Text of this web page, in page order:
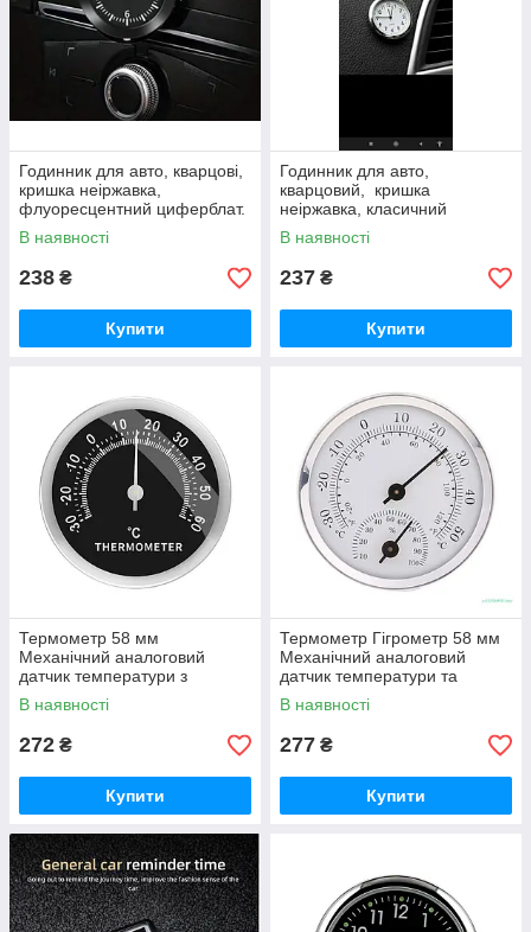
Годинник для авто, кварцові,
кришка неіржавка,
флуоресцентний циферблат.
Солідний вигляд.
В наявності
238 ₴
Купити
Годинник для авто,
кварцовий, кришка
неіржавка, класичний
циферблат, 3М, 43 мм, 4
різновиди
В наявності
237 ₴
Купити
Термометр 58 мм
Механічний аналоговий
датчик температури з
наклейкою на 3М у
подарунок! Класика з металу!
В наявності
272 ₴
Купити
Термометр Гігрометр 58 мм
Механічний аналоговий
датчик температури та
вологості! Класика з металу!
В наявності
277 ₴
Купити